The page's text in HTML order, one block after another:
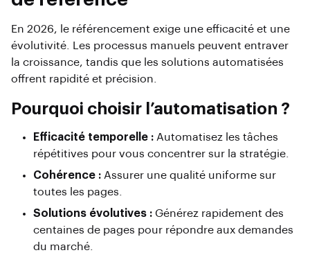
En 2026, le référencement exige une efficacité et une
évolutivité. Les processus manuels peuvent entraver
la croissance, tandis que les solutions automatisées
offrent rapidité et précision.
Pourquoi choisir l’automatisation ?
Efficacité temporelle : Automatisez les tâches
répétitives pour vous concentrer sur la stratégie.
Cohérence : Assurer une qualité uniforme sur
toutes les pages.
Solutions évolutives : Générez rapidement des
centaines de pages pour répondre aux demandes
du marché.